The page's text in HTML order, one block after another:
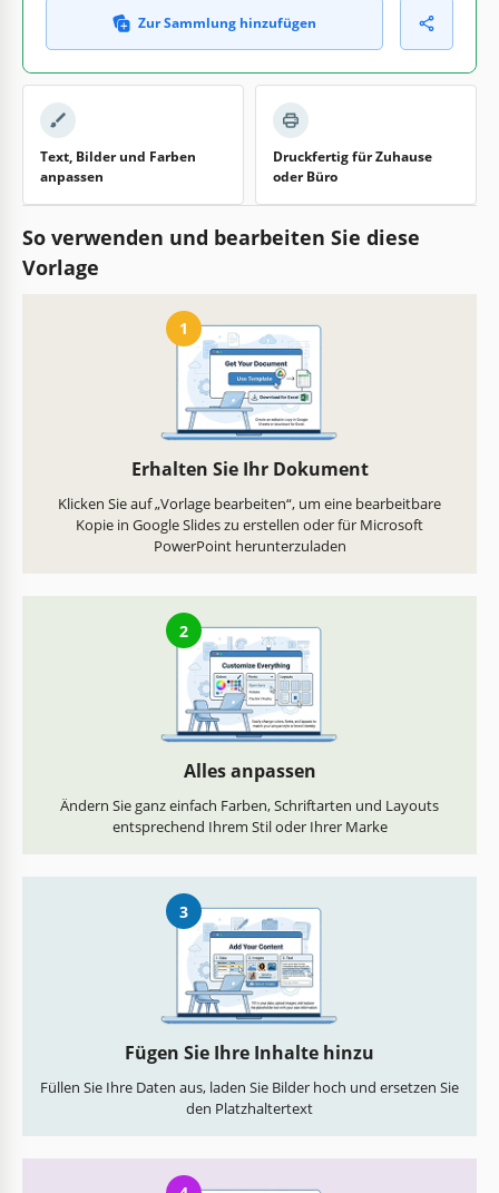
Zur Sammlung hinzufügen
Text, Bilder und Farben
anpassen
Druckfertig für Zuhause
oder Büro
So verwenden und bearbeiten Sie diese
Vorlage
1
Erhalten Sie Ihr Dokument
Klicken Sie auf „Vorlage bearbeiten“, um eine bearbeitbare
Kopie in Google Slides zu erstellen oder für Microsoft
PowerPoint herunterzuladen
2
Alles anpassen
Ändern Sie ganz einfach Farben, Schriftarten und Layouts
entsprechend Ihrem Stil oder Ihrer Marke
3
Fügen Sie Ihre Inhalte hinzu
Füllen Sie Ihre Daten aus, laden Sie Bilder hoch und ersetzen Sie
den Platzhaltertext